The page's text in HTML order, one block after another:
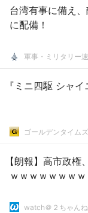
台湾有事に備え
に配備！
軍事・ミリタリー
『ミニ四駆 シャ
ゴールデンタイムズ
【朗報】高市政
ｗｗｗｗｗｗｗｗ
watch＠２ちゃん